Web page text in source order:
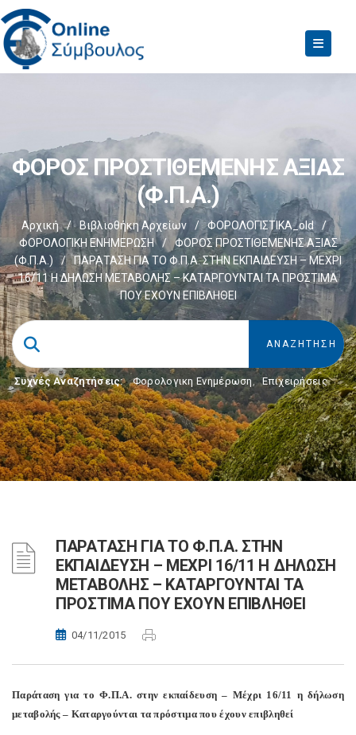
ΦΟΡΟΣ ΠΡΟΣΤΙΘΕΜΕΝΗΣ ΑΞΙΑΣ
(Φ.Π.Α.)
Αρχική / Βιβλιοθήκη Αρχείων / ΦΟΡΟΛΟΓΙΣΤΙΚΑ_old
/
ΦΟΡΟΛΟΓΙΚΗ ΕΝΗΜΕΡΩΣΗ
/
ΦΟΡΟΣ ΠΡΟΣΤΙΘΕΜΕΝΗΣ ΑΞΙΑΣ
(Φ.Π.Α.)
/
ΠΑΡΑΤΑΣΗ ΓΙΑ ΤΟ Φ.Π.Α. ΣΤΗΝ ΕΚΠΑΙΔΕΥΣΗ – ΜΕΧΡΙ
16/11 Η ΔΗΛΩΣΗ ΜΕΤΑΒΟΛΗΣ – ΚΑΤΑΡΓΟΥΝΤΑΙ ΤΑ ΠΡΟΣΤΙΜΑ
ΠΟΥ ΕΧΟΥΝ ΕΠΙΒΛΗΘΕΙ
Συχνές Αναζητήσεις: Φορολογικη Ενημέρωση, Επιχειρήσεις
ΠΑΡΑΤΑΣΗ ΓΙΑ ΤΟ Φ.Π.Α. ΣΤΗΝ
ΕΚΠΑΙΔΕΥΣΗ – ΜΕΧΡΙ 16/11 Η ΔΗΛΩΣΗ
ΜΕΤΑΒΟΛΗΣ – ΚΑΤΑΡΓΟΥΝΤΑΙ ΤΑ
ΠΡΟΣΤΙΜΑ ΠΟΥ ΕΧΟΥΝ ΕΠΙΒΛΗΘΕΙ
04/11/2015
Παράταση για το Φ.Π.Α. στην εκπαίδευση – Μέχρι 16/11 η δήλωση
μεταβολής – Καταργούνται τα πρόστιμα που έχουν επιβληθεί